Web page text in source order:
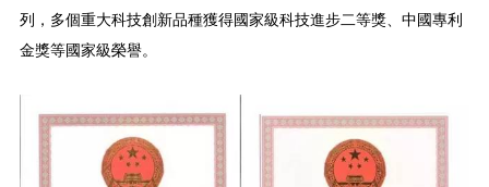
列，多個重大科技創新品種獲得國家級科技進步二等獎、中國專利
金獎等國家級榮譽。